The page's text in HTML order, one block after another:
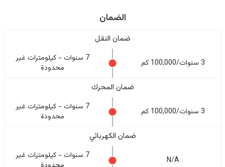
الضمان
ضمان النقل
3 سنوات/100,000 كم
7 سنوات - كيلومترات غير
محدودة
ضمان المحرك
3 سنوات/100,000 كم
7 سنوات - كيلومترات غير
محدودة
ضمان الكهربائي
N/A
7 سنوات - كيلومترات غير